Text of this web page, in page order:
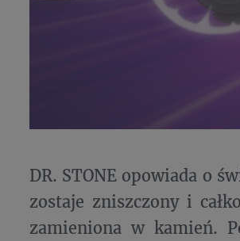
DR. STONE opowiada o
zostaje zniszczony i
zamieniona w kamień.